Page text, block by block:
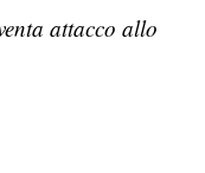
attacco allo